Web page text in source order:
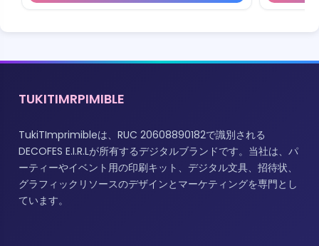
TUKITIMRPIMIBLE
TukiTImprimibleは、RUC 20608890182で識別される
DECOFES E.I.R.Lが所有するデジタルブランドです。当社は、パ
ーティーやイベント用の印刷キット、デジタル文具、招待状、
グラフィックリソースのデザインとマーケティングを専門とし
ています。